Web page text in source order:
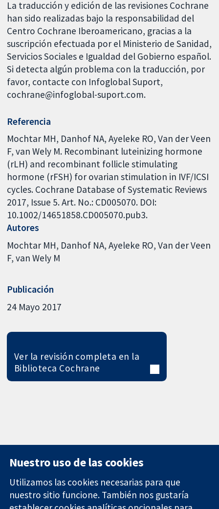
La traducción y edición de las revisiones Cochrane
han sido realizadas bajo la responsabilidad del
Centro Cochrane Iberoamericano, gracias a la
suscripción efectuada por el Ministerio de Sanidad,
Servicios Sociales e Igualdad del Gobierno español.
Si detecta algún problema con la traducción, por
favor, contacte con Infoglobal Suport,
cochrane@infoglobal-suport.com.
Referencia
Mochtar MH, Danhof NA, Ayeleke RO, Van der Veen
F, van Wely M. Recombinant luteinizing hormone
(rLH) and recombinant follicle stimulating
hormone (rFSH) for ovarian stimulation in IVF/ICSI
cycles. Cochrane Database of Systematic Reviews
2017, Issue 5. Art. No.: CD005070. DOI:
10.1002/14651858.CD005070.pub3.
Autores
Mochtar MH Danhof NA Ayeleke RO Van der Veen
F van Wely M
Publicación
24 Mayo 2017
Ver la revisión completa en la
Biblioteca Cochrane
11-13 Cavendish
Contacto
Nuestro uso de las cookies
Utilizamos las cookies necesarias para que
nuestro sitio funcione. También nos gustaría